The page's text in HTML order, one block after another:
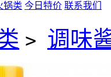
锅类 今日特价 联系我们
> 调味